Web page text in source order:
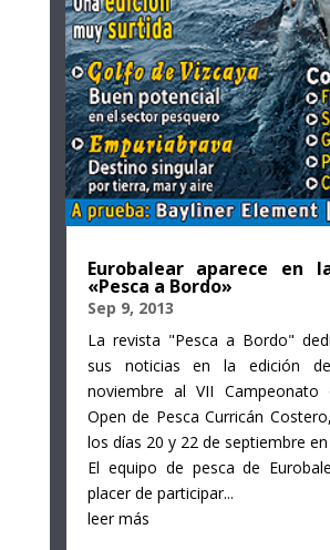
Eurobalear aparece en
«Pesca a Bordo»
Sep 9, 2013
La revista "Pesca a Bordo"
sus noticias en la edición
noviembre al VII Campeonato
Open de Pesca Curricán
los días 20 y 22 de septiembre en
El equipo de pesca de
placer de participar...
leer más